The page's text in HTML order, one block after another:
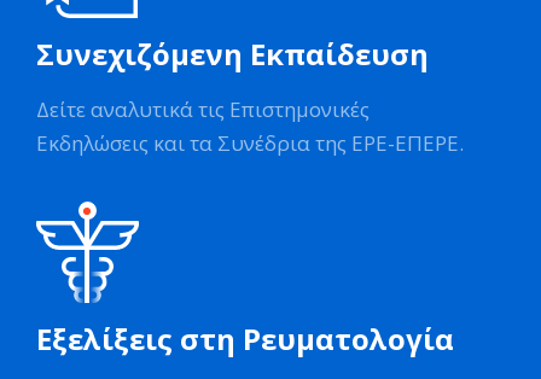
Συνεχιζόμενη Εκπαίδευση
Δείτε αναλυτικά τις Επιστημονικές
Εκδηλώσεις και τα Συνέδρια της ΕΡΕ-ΕΠΕΡΕ.
Εξελίξεις στη Ρευματολογία